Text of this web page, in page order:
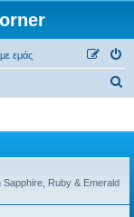
εμάς
Sapphire, Ruby & Emerald